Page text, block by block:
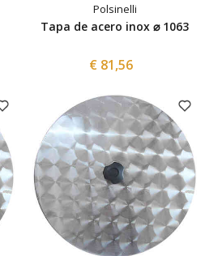
Polsinelli
Tapa de acero inox ⌀ 1063
€ 81,56